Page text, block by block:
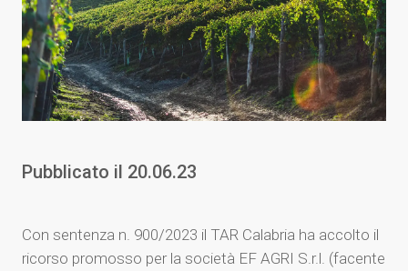
Pubblicato il 20.06.23
Con sentenza n. 900/2023 il TAR Calabria ha accolto il
ricorso promosso per la società EF AGRI S.r.l. (facente